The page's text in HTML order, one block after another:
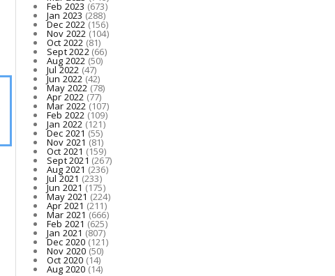
Feb 2023 (673)
Jan 2023 (288)
Dec 2022(156)
Nov 2022 (104)
Oct 2022 (81)
Sept 2022(66)
Aug 2022 (50)
Jul 2022 (47)
Jun 2022(42)
May 2022(78)
Apr 2022 (77)
Mar 2022(107)
Feb 2022 (109)
Jan 2022 (121)
Dec 2021 (55)
Nov 2021 (81)
Oct 2021 (159)
Sept 2021 (267)
Aug 2021 (236)
Jul 2021 (233)
Jun 2021(175)
May 2021(224)
Apr 2021 (211)
Mar 2021 (666)
Feb 2021 (625)
Jan 2021 (807)
Dec 2020(121)
Nov 2020 (50)
Oct 2020 (14)
Aug 2020(14)